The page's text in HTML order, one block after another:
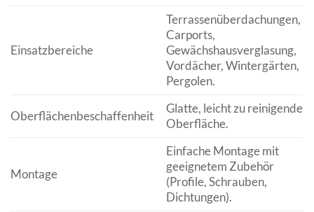
Einsatzbereiche
Terrassenüberdachungen,
Carports,
Gewächshausverglasung,
Vordächer, Wintergärten,
Pergolen.
Oberflächenbeschaffenheit
Glatte, leicht zu reinigende
Oberfläche.
Montage
Einfache Montage mit
geeignetem Zubehör
(Profile, Schrauben,
Dichtungen).